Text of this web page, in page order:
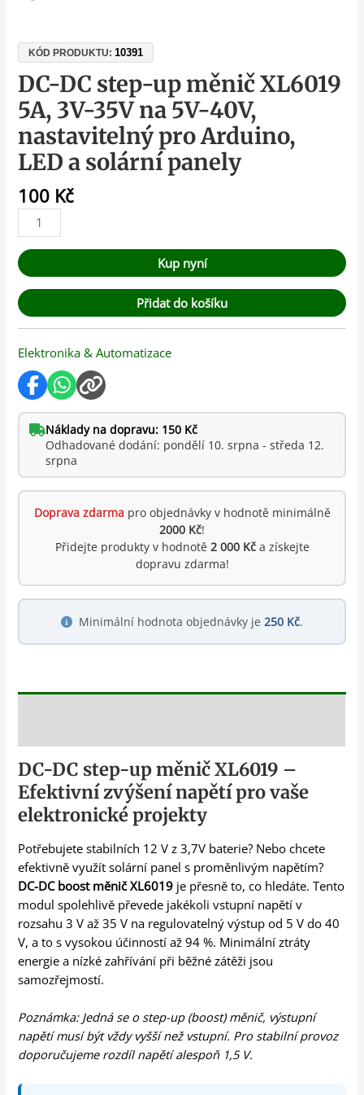
KÓD PRODUKTU:10391
DC-DC step-up měnič XL6019
5A, 3V-35V na 5V-40V,
nastavitelný pro Arduino,
LED a solární panely
100 Kč
Kup nyní
Přidat do košíku
Elektronika & Automatizace
Náklady na dopravu: 150 Kč
Odhadované dodání: pondělí 10. srpna - středa 12.
srpna
Doprava zdarmapro objednávky v hodnotě minimálně
2000 Kč!
Přidejte produkty v hodnotě 2 000 Kča získejte
dopravu zdarma!
Minimální hodnota objednávky je 250 Kč.
DC-DC step-up měnič XL6019 –
Efektivní zvýšení napětí pro vaše
elektronické projekty
Potřebujete stabilních 12 V z 3,7V baterie? Nebo chcete
efektivně využít solární panel s proměnlivým napětím?
DC-DC boost měnič XL6019 je přesně to, co hledáte. Tento
modul spolehlivě převede jakékoli vstupní napětí v
rozsahu 3 V až 35 V na regulovatelný výstup od 5 V do 40
V, a to s vysokou účinností až 94 %. Minimální ztráty
energie a nízké zahřívání při běžné zátěži jsou
samozřejmostí.
Poznámka: Jedná se o step-up (boost) měnič, výstupní
napětí musí být vždy vyšší než vstupní. Pro stabilní provoz
doporučujeme rozdíl napětí alespoň 1,5 V.